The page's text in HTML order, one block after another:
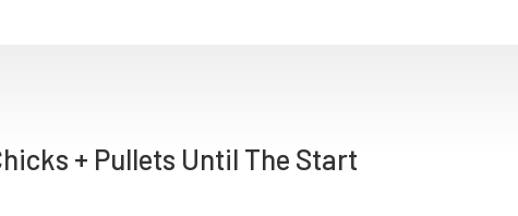
+ Pullets Until The Start